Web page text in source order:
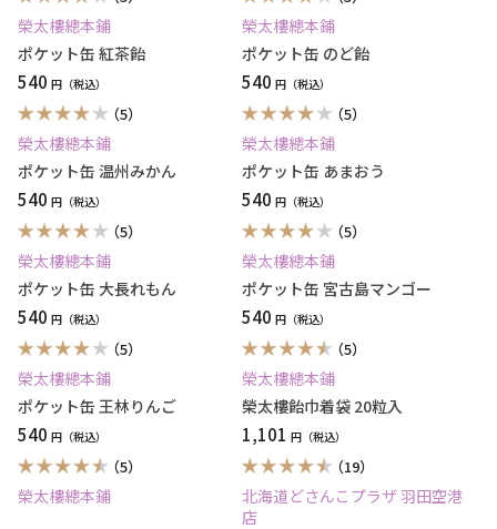
榮太樓總本鋪
ポケット缶 紅茶飴
540 円
榮太樓總本鋪
ポケット缶 のど飴
540 円
（5）
榮太樓總本鋪
ポケット缶 温州みかん
540 円
（5）
榮太樓總本鋪
ポケット缶 あまおう
540 円
（5）
榮太樓總本鋪
ポケット缶 大長れもん
540 円
（5）
榮太樓總本鋪
ポケット缶 宮古島マンゴー
540 円
（5）
榮太樓總本鋪
ポケット缶 王林りんご
540 円
（5）
榮太樓總本鋪
榮太樓飴巾着袋 20粒入
1,101 円
（5）
榮太樓總本鋪
（19）
北海道どさんこプラザ 羽田空港
店